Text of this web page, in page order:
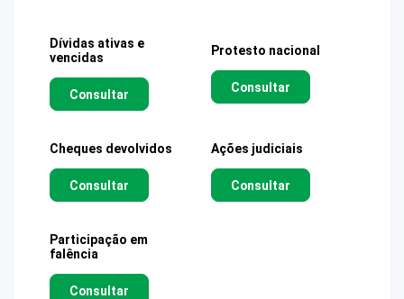
Dívidas ativas e
vencidas
Consultar
Protesto nacional
Consultar
Cheques devolvidos
Consultar
Ações judiciais
Consultar
Participação em
falência
Consultar